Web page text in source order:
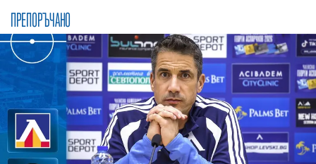
ПРЕПОРЪЧАНО